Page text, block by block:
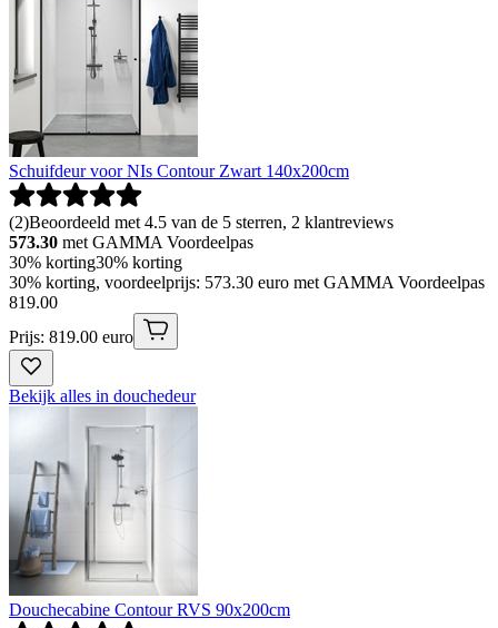
Schuifdeur voor NIs Contour Zwart 140x200cm
(2)Beoordeeld met 4.5 van de 5 sterren, 2 klantreviews
573.30 met GAMMA Voordeelpas
30% korting30% korting
30% korting, voordeelprijs: 573.30 euro met GAMMA Voordeelpas
819.00
Prijs: 819.00 euro
Bekijk alles in douchedeur
Douchecabine Contour RVS 90x200cm